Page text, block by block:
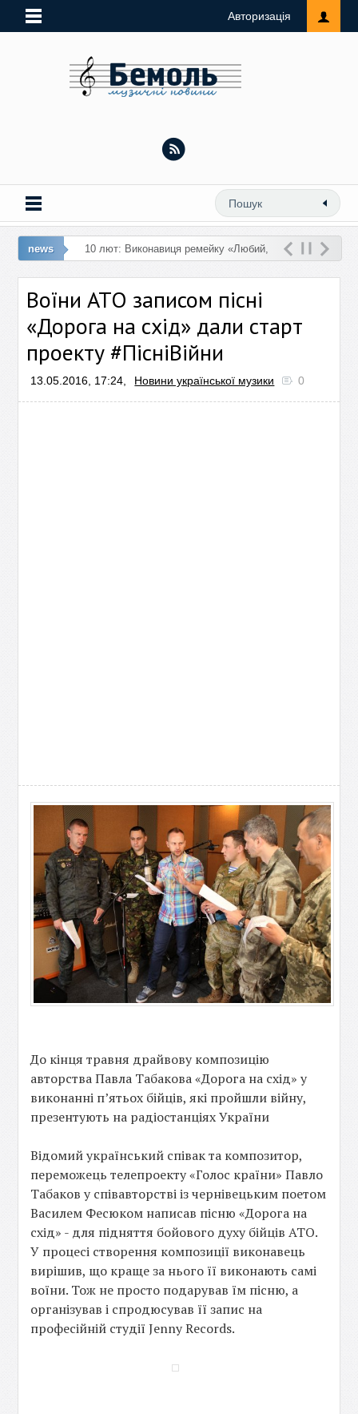
Авторизація
news 10 лют: Виконавиця ремейку «Любий,
«Замок з піску»
Воїни АТО записом пісні
«Дорога на схід» дали старт
проекту #ПісніВійни
13.05.2016, 17:24, Новини української музики 0
До кінця травня драйвову композицію
авторства Павла Табакова «Дорога на схід» у
виконанні п’ятьох бійців, які пройшли війну,
презентують на радіостанціях України
Відомий український співак та композитор,
переможець телепроекту «Голос країни» Павло
Табаков у співавторстві із чернівецьким поетом
Василем Фесюком написав пісню «Дорога на
схід» - для підняття бойового духу бійців АТО.
У процесі створення композиції виконавець
вирішив, що краще за нього її виконають самі
воїни. Тож не просто подарував їм пісню, а
організував і спродюсував її запис на
професійній студії Jenny Records.